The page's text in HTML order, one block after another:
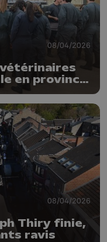
08/04/2026
en province
08/04/2026
Thiry finie,
ravis